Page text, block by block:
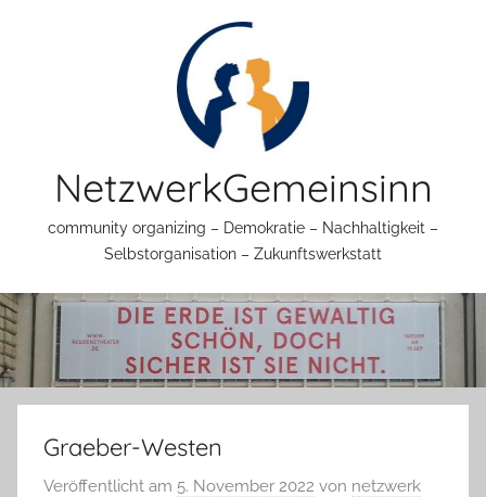
NetzwerkGemeinsinn
community organizing – Demokratie – Nachhaltigkeit –
Selbstorganisation – Zukunftswerkstatt
Graeber-Westen
Veröffentlicht am 5. November 2022 von netzwerk